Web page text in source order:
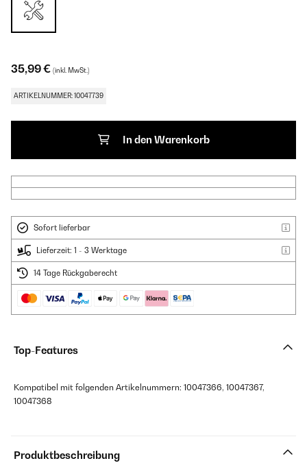
35,99 € (inkl. MwSt.)
ARTIKELNUMMER: 10047739
In den Warenkorb
Sofort lieferbar
Lieferzeit: 1 - 3 Werktage
14 Tage Rückgaberecht
Top-Features
Kompatibel mit folgenden Artikelnummern: 10047366, 10047367,
10047368
Produktbeschreibung